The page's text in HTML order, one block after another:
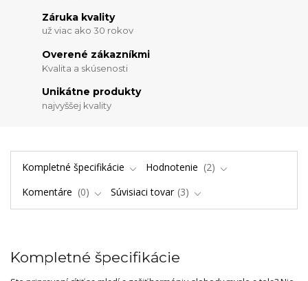
Záruka kvality
už viac ako 30 rokov
Overené zákazníkmi
Kvalita a skúsenosti
Unikátne produkty
najvyššej kvality
Kompletné špecifikácie Hodnotenie
2
Komentáre
0 Súvisiaci tovar 3
Kompletné špecifikácie